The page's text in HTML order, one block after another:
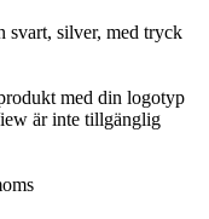
med din logotyp
är inte tillgänglig